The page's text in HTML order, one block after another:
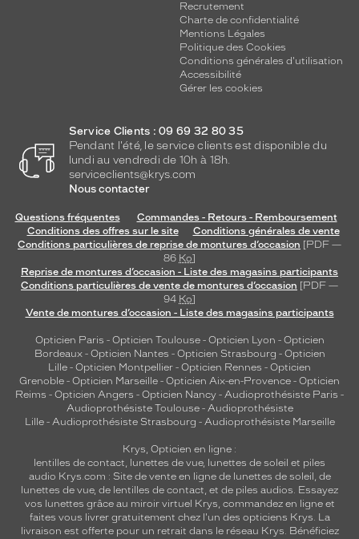
Recrutement
Charte de confidentialité
Mentions Légales
Politique des Cookies
Conditions générales d'utilisation
Accessibilité
Gérer les cookies
Service Clients : 09 69 32 80 35
Pendant l'été, le service clients est disponible du
lundi au vendredi de 10h à 18h.
serviceclients@krys.com
Nous contacter
Questions fréquentes
Commandes - Retours - Remboursement
Conditions des offres sur le site
Conditions générales de vente
Conditions particulières de reprise de montures d’occasion [PDF —
86 Ko]
Reprise de montures d’occasion - Liste des magasins participants
Conditions particulières de vente de montures d’occasion [PDF —
94 Ko]
Vente de montures d’occasion - Liste des magasins participants
Opticien Paris - Opticien Toulouse- Opticien Lyon - Opticien
Bordeaux- Opticien Nantes - Opticien Strasbourg - Opticien
Lille - Opticien Montpellier - Opticien Rennes - Opticien
Grenoble - Opticien Marseille - Opticien Aix-en-Provence - Opticien
Reims - Opticien Angers - Opticien Nancy - Audioprothésiste Paris -
Audioprothésiste Toulouse- Audioprothésiste
Lille- Audioprothésiste Strasbourg - Audioprothésiste Marseille
Krys, Opticien en ligne :
lentilles de contact, lunettes de vue, lunettes de soleil et piles
audio Krys.com : Site de vente en ligne de lunettes de soleil, de
lunettes de vue, de lentilles de contact, et de piles audios. Essayez
vos lunettes grâce au miroir virtuel Krys, commandez en ligne et
faites vous livrer gratuitement chez l'un des opticiens Krys. La
livraison est offerte pour un retrait dans le réseau Krys. Bénéficiez